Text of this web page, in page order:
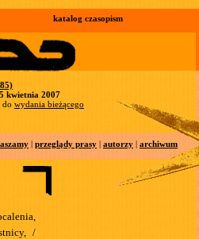
katalog czasopism
kwietnia 2007
do wydania bieżącego
| przeglądy prasy | autorzy | archiwum
/